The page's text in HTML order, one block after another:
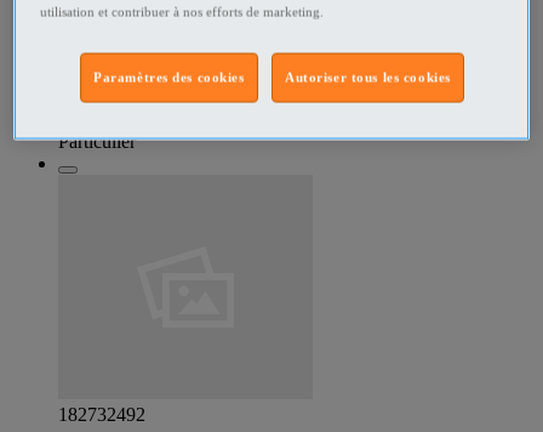
Recherche heures de ménages
Recherche heures de ménages sur bordeaux et au alentour.
Particulier
182732492
utilisation et contribuer à nos efforts de marketing.
Autoriser tous les cookies
Paramètres des cookies